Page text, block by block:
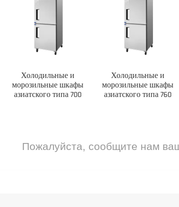
Холодильные и
морозильные шкафы
азиатского типа 700
Холодильные и
морозильные шкафы
азиатского типа 760
Пожалуйста, сообщите нам